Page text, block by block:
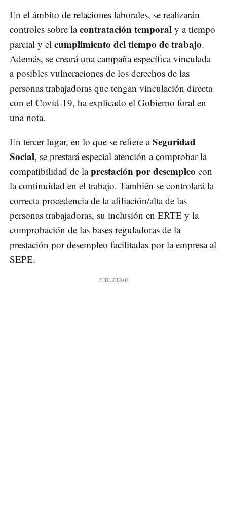
En el ámbito de relaciones laborales, se realizarán
controles sobre lacontratación temporal y a tiempo
parcial y el cumplimiento del tiempo de trabajo.
Además, se creará una campaña específica vinculada
a posibles vulneraciones de los derechos de las
personas trabajadoras que tengan vinculación directa
con el Covid-19, ha explicado el Gobierno foral en
una nota.
En tercer lugar, en lo que se refiere aSeguridad
Social, se prestará especial atención a comprobar la
compatibilidad de laprestación por desempleo con
la continuidad en el trabajo. También se controlará la
correcta procedencia de la afiliación/alta de las
personas trabajadoras, su inclusión en ERTE y la
comprobación de las bases reguladoras de la
prestación por desempleo facilitadas por la empresa al
SEPE.